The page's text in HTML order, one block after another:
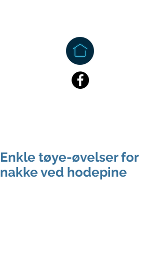
Enkle tøye-øvelser for
nakke ved hodepine